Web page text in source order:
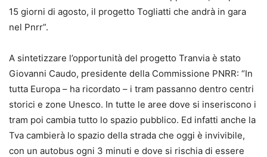
15 giorni di agosto, il progetto Togliatti che andrà in gara
nel Pnrr”.
A sintetizzare l’opportunità del progetto Tranvia è stato
Giovanni Caudo, presidente della Commissione PNRR: “In
tutta Europa – ha ricordato – i tram passanno dentro centri
storici e zone Unesco. In tutte le aree dove si inseriscono i
tram poi cambia tutto lo spazio pubblico. Ed infatti anche la
Tva cambierà lo spazio della strada che oggi è invivibile,
con un autobus ogni 3 minuti e dove si rischia di essere